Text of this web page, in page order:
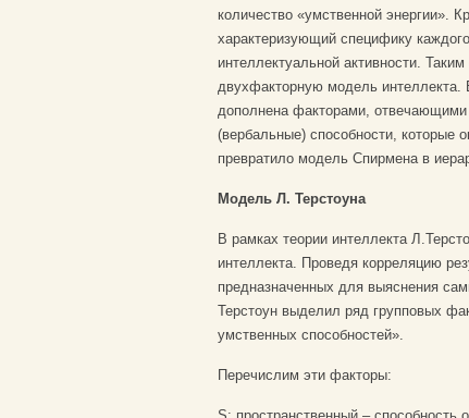
количество «умственной энергии».
характеризующий специфику
интеллектуальной активности.
двухфакторную модель
дополнена факторами, отвечающими
(вербальные) способности, которые
превратило модель Спирмена в
Модель Л. Терстоуна
В рамках теории интеллекта
интеллекта. Проведя корреляцию
предназначенных для выяснения
Терстоун выделил ряд групповых
умственных способностей».
Перечислим эти факторы: